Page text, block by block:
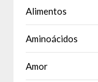
Alimentos
Aminoácidos
Amor